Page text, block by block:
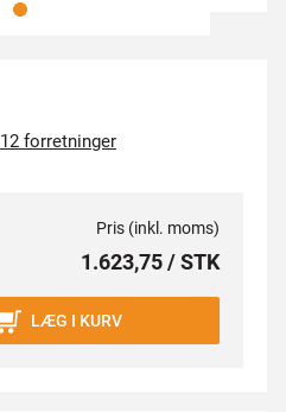
12 forretninger
Pris (inkl. moms)
1.623,75 / STK
LÆG I KURV